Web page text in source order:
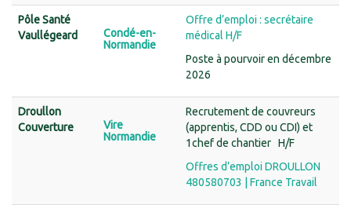
Pôle Santé
Vaullégeard
Condé-en-
Normandie
Offre d’emploi : secrétaire
médical H/F
Poste à pourvoir en décembre
2026
Droullon
Couverture
Vire
Normandie
Recrutement de couvreurs
(apprentis, CDD ou CDI) et
1chef de chantier H/F
Offres d’emploi DROULLON
480580703 | France Travail